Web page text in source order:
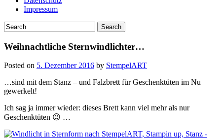
Impressum
Weihnachtliche Sternwindlichter…
Posted on 5. Dezember 2016 by StempelART
…sind mit dem Stanz – und Falzbrett für Geschenktüten im Nu
gewerkelt!
Ich sag ja immer wieder: dieses Brett kann viel mehr als nur
Geschenktüten 😉 …